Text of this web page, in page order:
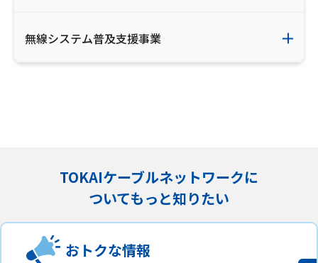
無線システム普及支援事業
TOKAIケーブルネットワークに
ついてもっと知りたい
おトクな情報